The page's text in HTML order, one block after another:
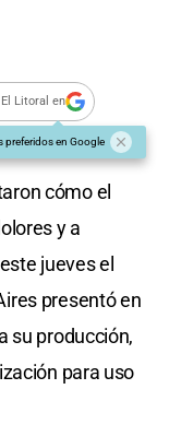
Litoral en
preferidos en Google
cómo el
y a
jueves el
presentó en
su producción,
para uso